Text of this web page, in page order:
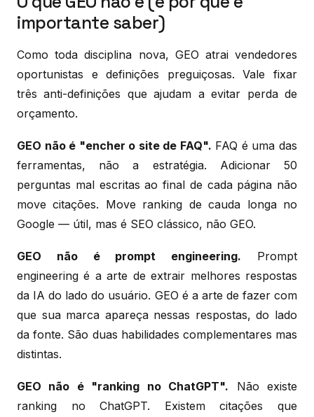
importante saber)
Como toda disciplina nova, GEO atrai vendedores
oportunistas e definições preguiçosas. Vale fixar
três anti-definições que ajudam a evitar perda de
orçamento.
GEO não é "encher o site de FAQ". FAQ é uma das
ferramentas, não a estratégia. Adicionar 50
perguntas mal escritas ao final de cada página não
move citações. Move ranking de cauda longa no
Google — útil, mas é SEO clássico, não GEO.
GEO não é prompt engineering. Prompt
engineering é a arte de extrair melhores respostas
da IA do lado do usuário. GEO é a arte de fazer com
que sua marca apareça nessas respostas, do lado
da fonte. São duas habilidades complementares mas
distintas.
GEO não é "ranking no ChatGPT". Não existe
ranking no ChatGPT. Existem citações que